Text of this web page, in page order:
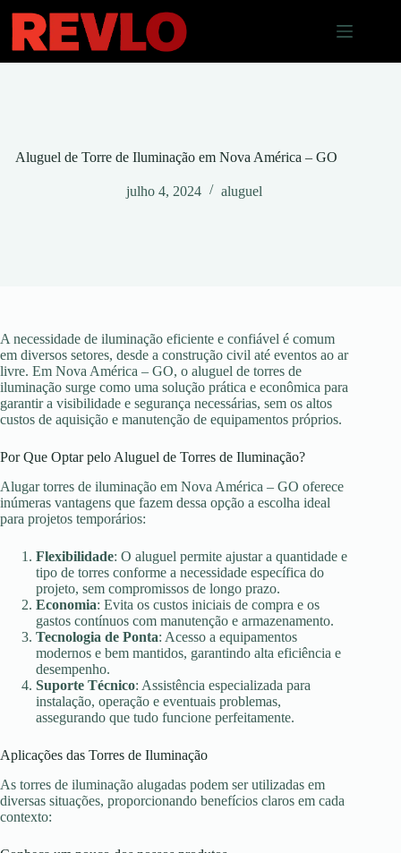
para
conteúdo
Aluguel de Torre de Iluminação em Nova América – GO
julho 4, 2024 aluguel
A necessidade de iluminação eficiente e confiável é comum
em diversos setores, desde a construção civil até eventos ao ar
livre. Em Nova América – GO, o aluguel de torres de
iluminação surge como uma solução prática e econômica para
garantir a visibilidade e segurança necessárias, sem os altos
custos de aquisição e manutenção de equipamentos próprios.
Por Que Optar pelo Aluguel de Torres de Iluminação?
Alugar torres de iluminação em Nova América – GO oferece
inúmeras vantagens que fazem dessa opção a escolha ideal
para projetos temporários:
Flexibilidade: O aluguel permite ajustar a quantidade e
tipo de torres conforme a necessidade específica do
projeto, sem compromissos de longo prazo.
Economia: Evita os custos iniciais de compra e os
gastos contínuos com manutenção e armazenamento.
Tecnologia de Ponta: Acesso a equipamentos
modernos e bem mantidos, garantindo alta eficiência e
desempenho.
Suporte Técnico: Assistência especializada para
instalação, operação e eventuais problemas,
assegurando que tudo funcione perfeitamente.
Aplicações das Torres de Iluminação
As torres de iluminação alugadas podem ser utilizadas em
diversas situações, proporcionando benefícios claros em cada
contexto: